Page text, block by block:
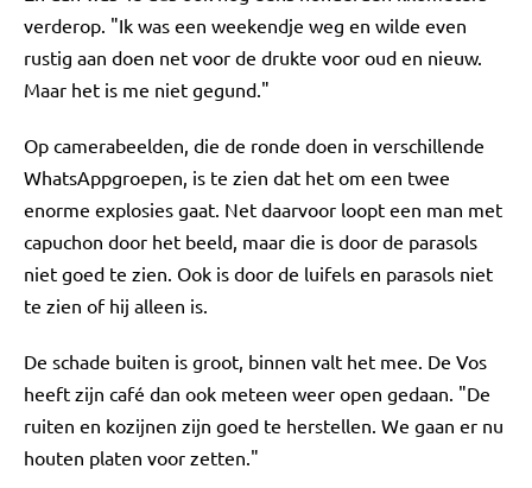
verderop. "Ik was een weekendje weg en wilde even
rustig aan doen net voor de drukte voor oud en nieuw.
Maar het is me niet gegund."
Op camerabeelden, die de ronde doen in verschillende
WhatsAppgroepen, is te zien dat het om een twee
enorme explosies gaat. Net daarvoor loopt een man met
capuchon door het beeld, maar die is door de parasols
niet goed te zien. Ook is door de luifels en parasols niet
te zien of hij alleen is.
De schade buiten is groot, binnen valt het mee. De Vos
heeft zijn café dan ook meteen weer open gedaan. "De
ruiten en kozijnen zijn goed te herstellen. We gaan er nu
houten platen voor zetten."